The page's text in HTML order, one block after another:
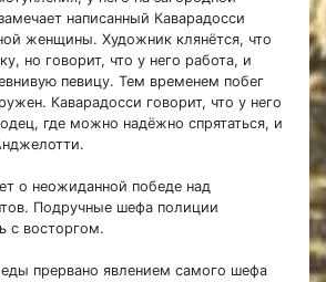
написанный Каварадосси
женщины. Художник клянётся, что
но говорит, что у него работа, и
певицу. Тем временем побег
Каварадосси говорит, что у него
где можно надёжно спрятаться, и
о неожиданной победе над
Подручные шефа полиции
с восторгом.
прервано явлением самого шефа